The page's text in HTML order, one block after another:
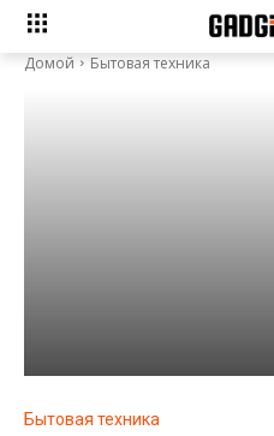
Домой Бытовая техника
Бытовая техника